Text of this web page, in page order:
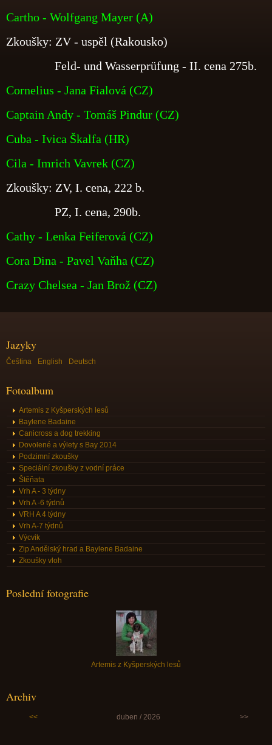
Cartho - Wolfgang Mayer (A)
Zkoušky: ZV - uspěl (Rakousko)
Feld- und Wasserprüfung - II. cena 275b.
Cornelius - Jana Fialová (CZ)
Captain Andy - Tomáš Pindur (CZ)
Cuba - Ivica Škalfa (HR)
Cila - Imrich Vavrek (CZ)
Zkoušky: ZV, I. cena, 222 b.
PZ, I. cena, 290b.
Cathy - Lenka Feiferová (CZ)
Cora Dina - Pavel Vaňha (CZ)
Crazy Chelsea - Jan Brož (CZ)
Jazyky
Čeština English Deutsch
Fotoalbum
Artemis z Kyšperských lesů
Baylene Badaine
Canicross a dog trekking
Dovolené a výlety s Bay 2014
Podzimní zkoušky
Speciální zkoušky z vodní práce
Štěňata
Vrh A - 3 týdny
Vrh A -6 týdnů
VRH A 4 týdny
Vrh A-7 týdnů
Výcvik
Zip Andělský hrad a Baylene Badaine
Zkoušky vloh
Poslední fotografie
Artemis z Kyšperských lesů
Archiv
<< duben / 2026 >>